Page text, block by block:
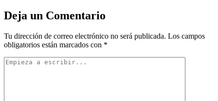
Deja un Comentario
Tu dirección de correo electrónico no será publicada. Los campos
obligatorios están marcados con *